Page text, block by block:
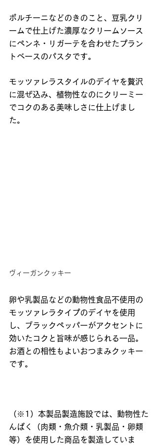
ポルチーニなどのきのこと、豆乳クリ
ームで仕上げた濃厚なクリームソース
にペンネ・リガーテを合わせたプラン
トベースのパスタです。
モッツァレラスタイルのデイヤを贅沢
に混ぜ込み、植物性なのにクリーミー
でコクのある美味しさに仕上げまし
た。
ヴィーガンクッキー
卵や乳製品などの動物性食品不使用の
モッツァレラタイプのデイヤを使用
し、ブラックペッパーがアクセントに
効いたコクと旨味が感じられる一品。
お酒との相性もよいおつまみクッキー
です。
（※1）本製品製造施設では、動物性た
んぱく（肉類・魚介類・乳製品・卵類
等）を使用した商品を製造していま